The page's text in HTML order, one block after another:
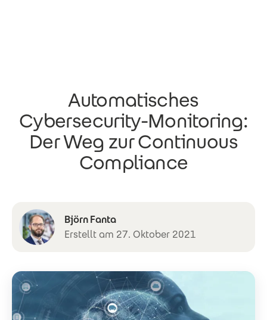
Automatisches
Cybersecurity-Monitoring:
Der Weg zur Continuous
Compliance
Björn Fanta
Erstellt am 27. Oktober 2021